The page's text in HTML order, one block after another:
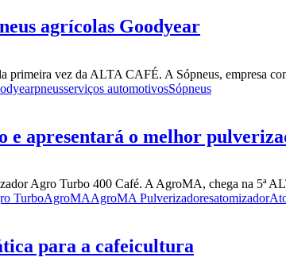
agrícolas Goodyear
primeira vez da ALTA CAFÉ. A Sópneus, empresa
pneusserviços automotivosSópneus
apresentará o melhor
Agro Turbo 400 Café. A AgroMA, chega na 5ª
TurboAgroMAAgroMA Pulverizadoresatomizador
para a cafeicultura